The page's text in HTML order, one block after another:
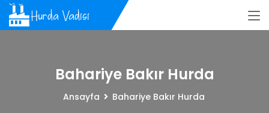
Bahariye Bakır Hurda
Ansayfa Bahariye Bakır Hurda